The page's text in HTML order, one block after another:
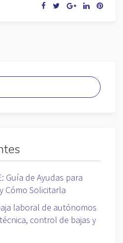
Guía de Ayudas para
Cómo Solicitarla
laboral de autónomos
control de bajas y